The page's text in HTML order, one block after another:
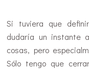
Si tuviera que
dudaría un instante
cosas, pero
Sólo tengo que